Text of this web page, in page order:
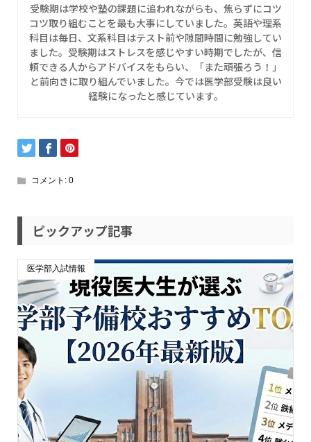
受験期は学校や塾の課題に追われながらも、焦らずにコツ
コツ取り組むことを最も大事にしていました。英語や理系
科目は毎日、文系科目はテスト前や隙間時間に勉強してい
ました。受験期はストレスを感じやすい時期でしたが、信
頼できる人からアドバイスをもらい、「また頑張ろう！」
と前向きに取り組んでいました。今では医学部受験は良い
経験になったと感じています。
コメント: 0
ピックアップ記事
医学部入試情報